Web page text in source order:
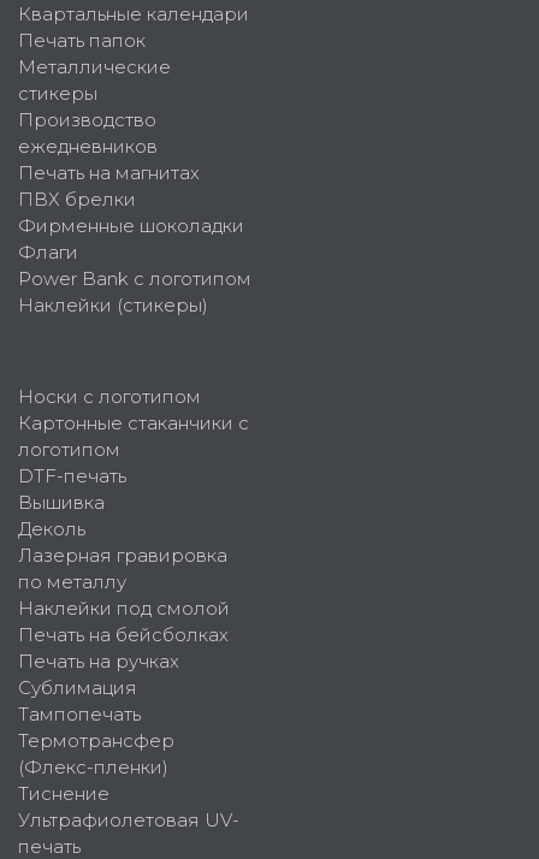
Квартальные календари
Печать папок
Металлические
стикеры
Производство
ежедневников
Печать на магнитах
ПВХ брелки
Фирменные шоколадки
Флаги
Power Bank с логотипом
Наклейки (стикеры)
Носки с логотипом
Картонные стаканчики с
логотипом
DTF-печать
Вышивка
Деколь
Лазерная гравировка
по металлу
Наклейки под смолой
Печать на бейсболках
Печать на ручках
Сублимация
Тампопечать
Термотрансфер
(Флекс-пленки)
Тиснение
Ультрафиолетовая UV-
печать